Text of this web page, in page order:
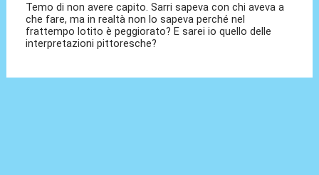
Temo di non avere capito. Sarri sapeva con chi aveva a
che fare, ma in realtà non lo sapeva perché nel
frattempo lotito è peggiorato? E sarei io quello delle
interpretazioni pittoresche?